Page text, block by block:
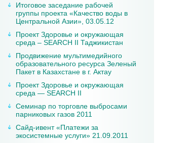
Итоговое заседание рабочей
группы проекта «Качество воды в
Центральной Азии», 03.05.12
Проект Здоровье и окружающая
среда – SEARCH II Таджикистан
Продвижение мультимедийного
образовательного ресурса Зеленый
Пакет в Казахстане в г. Актау
Проект Здоровье и окружающая
среда — SEARCH II
Семинар по торговле выбросами
парниковых газов 2011
Сайд-ивент «Платежи за
экосистемные услуги» 21.09.2011